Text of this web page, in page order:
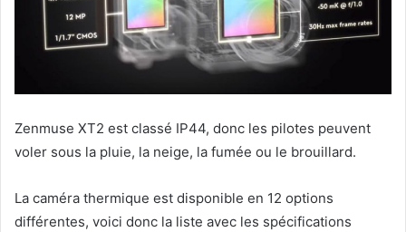
Zenmuse XT2 est classé IP44, donc les pilotes peuvent
voler sous la pluie, la neige, la fumée ou le brouillard.
La caméra thermique est disponible en 12 options
différentes, voici donc la liste avec les spécifications